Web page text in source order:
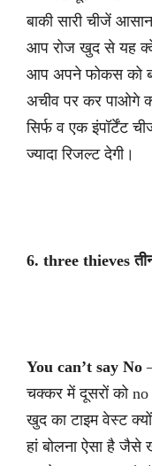
बाकी सारी चीजें
आप रोज खुद से यह
आप अपने फोकस को
अचीव पर कर पाओगे
सिर्फ व एक इंपॉर्टेंट
ज्यादा रिजल्ट देगी।
6. three thieves
You can’t say No
चक्कर में दूसरों को no
खुद का टाइम वेस्ट
हां बोलना ऐसा है जैसे